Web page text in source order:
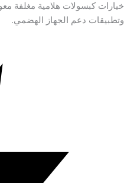
خيارات كبسولات هلامية مغلفة
وتطبيقات دعم الجهاز الهضمي.